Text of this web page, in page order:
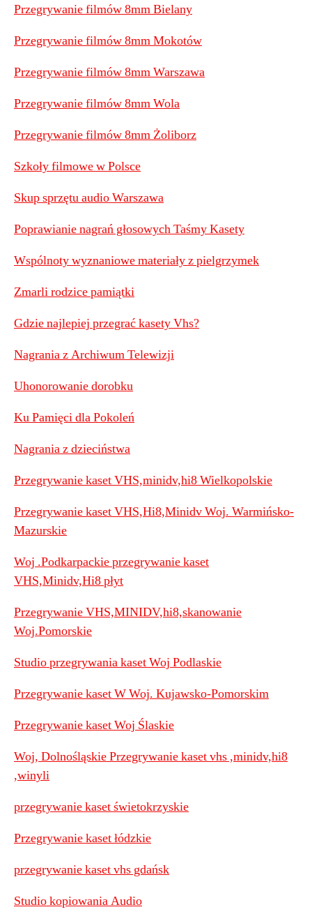
Przegrywanie filmów 8mm Bielany
Przegrywanie filmów 8mm Mokotów
Przegrywanie filmów 8mm Warszawa
Przegrywanie filmów 8mm Wola
Przegrywanie filmów 8mm Żoliborz
Szkoły filmowe w Polsce
Skup sprzętu audio Warszawa
Poprawianie nagrań głosowych Taśmy Kasety
Wspólnoty wyznaniowe materiały z pielgrzymek
Zmarli rodzice pamiątki
Gdzie najlepiej przegrać kasety Vhs?
Nagrania z Archiwum Telewizji
Uhonorowanie dorobku
Ku Pamięci dla Pokoleń
Nagrania z dzieciństwa
Przegrywanie kaset VHS,minidv,hi8 Wielkopolskie
Przegrywanie kaset VHS,Hi8,Minidv Woj. Warmińsko-
Mazurskie
Woj .Podkarpackie przegrywanie kaset
VHS,Minidv,Hi8 płyt
Przegrywanie VHS,MINIDV,hi8,skanowanie
Woj.Pomorskie
Studio przegrywania kaset Woj Podlaskie
Przegrywanie kaset W Woj. Kujawsko-Pomorskim
Przegrywanie kaset Woj Ślaskie
Woj, Dolnośląskie Przegrywanie kaset vhs ,minidv,hi8
,winyli
przegrywanie kaset świetokrzyskie
Przegrywanie kaset łódzkie
przegrywanie kaset vhs gdańsk
Studio kopiowania Audio